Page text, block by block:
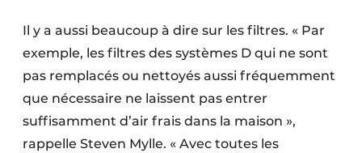
Il y a aussi beaucoup à dire sur les filtres. « Par
exemple, les filtres des systèmes D qui ne sont
pas remplacés ou nettoyés aussi fréquemment
que nécessaire ne laissent pas entrer
suffisamment d’air frais dans la maison »,
rappelle Steven Mylle. « Avec toutes les